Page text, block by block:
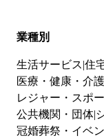
業種別
生活サービス 住
医療・健康・介護
レジャー・スポ
公共機関・団体
冠婚葬祭・イベ